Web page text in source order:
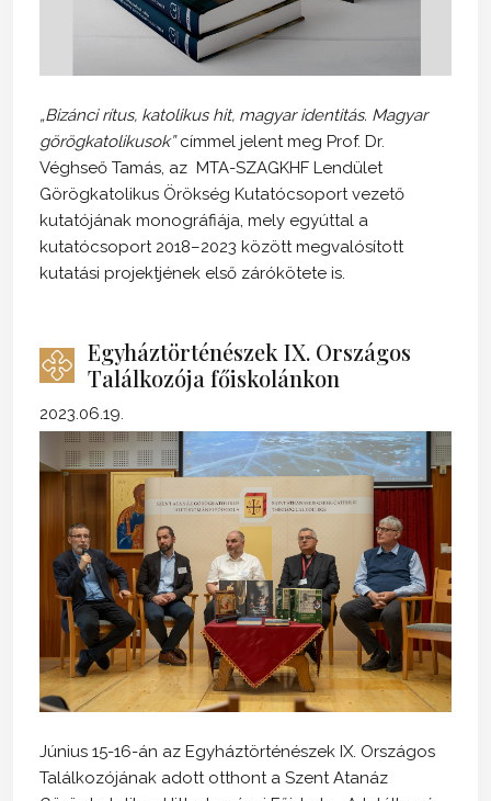
„Bizánci rítus, katolikus hit, magyar identitás. Magyar
görögkatolikusok”címmel jelent meg Prof. Dr.
Véghseő Tamás, az MTA-SZAGKHF Lendület
Görögkatolikus Örökség Kutatócsoport vezető
kutatójának monográfiája, mely egyúttal a
kutatócsoport 2018–2023 között megvalósított
kutatási projektjének első zárókötete is.
Egyháztörténészek IX. Országos
Találkozója főiskolánkon
2023.06.19.
Június 15-16-án az Egyháztörténészek IX. Országos
Találkozójának adott otthont a Szent Atanáz